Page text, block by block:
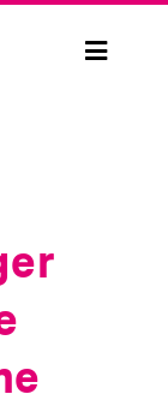
Toggle